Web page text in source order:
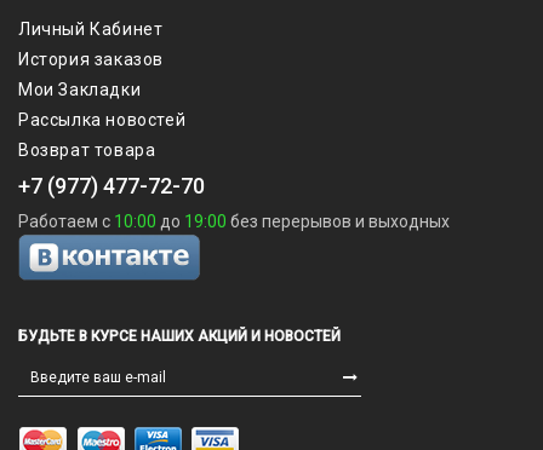
Личный Кабинет
История заказов
Мои Закладки
Рассылка новостей
Возврат товара
+7 (977) 477-72-70
Работаем с 10:00 до 19:00 без перерывов и выходных
БУДЬТЕ В КУРСЕ НАШИХ АКЦИЙ И НОВОСТЕЙ